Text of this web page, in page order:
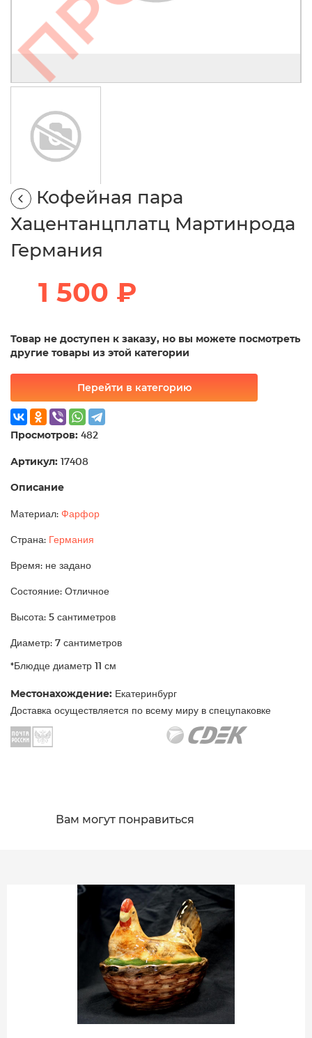
Кофейная пара
Хацентанцплатц Мартинрода
Германия
1 500 ₽
Товар не доступен к заказу, но вы можете посмотреть
другие товары из этой категории
Перейти в категорию
Просмотров: 482
Артикул: 17408
Описание
Материал: Фарфор
Страна: Германия
Время: не задано
Состояние: Отличное
Высота: 5 сантиметров
Диаметр: 7 сантиметров
*Блюдце диаметр 11 см
Местонахождение: Екатеринбург
Доставка осуществляется по всему миру в спецупаковке
Вам могут понравиться